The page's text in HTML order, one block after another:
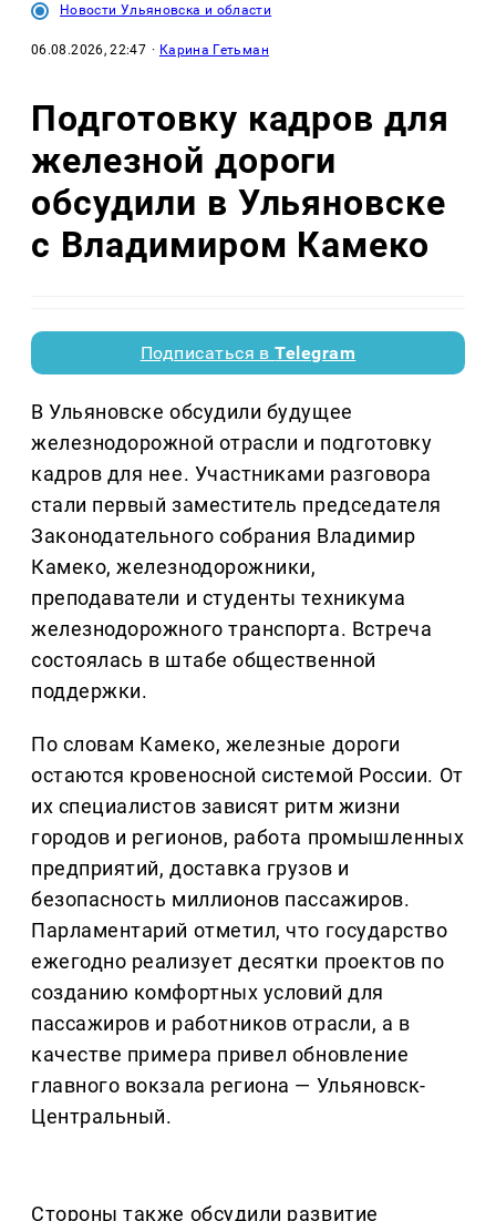
Новости Ульяновска и области
06.08.2026, 22:47 · Карина Гетьман
Подготовку кадров для
железной дороги
обсудили в Ульяновске
с Владимиром Камеко
Подписаться вTelegram
В Ульяновске обсудили будущее
железнодорожной отрасли и подготовку
кадров для нее. Участниками разговора
стали первый заместитель председателя
Законодательного собрания Владимир
Камеко, железнодорожники,
преподаватели и студенты техникума
железнодорожного транспорта. Встреча
состоялась в штабе общественной
поддержки.
По словам Камеко, железные дороги
остаются кровеносной системой России. От
их специалистов зависят ритм жизни
городов и регионов, работа промышленных
предприятий, доставка грузов и
безопасность миллионов пассажиров.
Парламентарий отметил, что государство
ежегодно реализует десятки проектов по
созданию комфортных условий для
пассажиров и работников отрасли, а в
качестве примера привел обновление
главного вокзала региона — Ульяновск-
Центральный.
Стороны также обсудили развитие